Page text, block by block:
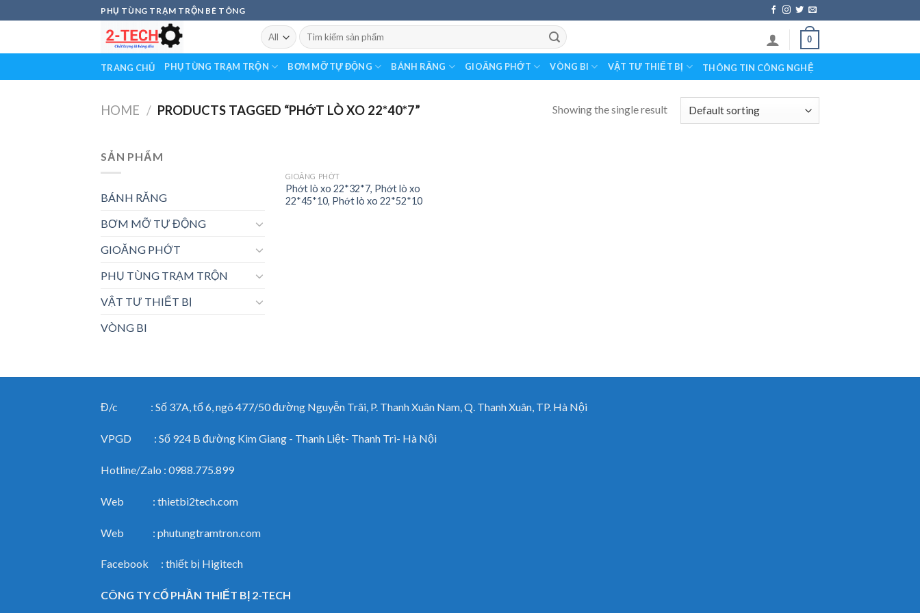
to
PHỤ TÙNG TRẠM TRỘN BÊ TÔNG
Search
for:
0
TRANG CHỦ PHỤ TÙNG TRẠM TRỘN BƠM MỠ TỰ ĐỘNG BÁNH RĂNG GIOĂNG PHỚT VÒNG BI VẬT TƯ THIẾT BỊ THÔNG TIN CÔNG NGHỆ
HOME / PRODUCTS TAGGED “PHỚT LÒ XO 22*40*7” Showing the single result
SẢN PHẨM
BÁNH RĂNG
BƠM MỠ TỰ ĐỘNG
GIOĂNG PHỚT
PHỤ TÙNG TRẠM TRỘN
VẬT TƯ THIẾT BỊ
VÒNG BI
GIOĂNG PHỚT
Phớt lò xo 22*32*7, Phớt lò xo
22*45*10, Phớt lò xo 22*52*10
Đ/c : Số 37A, tổ 6, ngõ 477/50 đường Nguyễn Trãi, P. Thanh Xuân Nam, Q. Thanh Xuân, TP. Hà Nội
VPGD : Số 924 B đường Kim Giang - Thanh Liệt- Thanh Trì- Hà Nội
Hotline/Zalo : 0988.775.899
Web : thietbi2tech.com
Web : phutungtramtron.com
Facebook : thiết bị Higitech
CÔNG TY CỔ PHẦN THIẾT BỊ 2-TECH